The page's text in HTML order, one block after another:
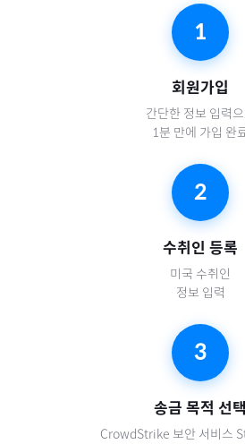
1
회원가입
간단한 정보 입력
1분 만에 가입 완
2
수취인 등록
미국 수취인
정보 입력
3
송금 목적 선택
CrowdStrike 보안 서비스